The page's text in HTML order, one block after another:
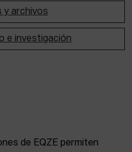
y archivos
e investigación
de EQZE permiten